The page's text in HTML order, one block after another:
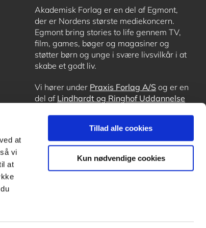
at
vi
at
Tillad alle cookies
Kun nødvendige cookies
Akademisk Forlag er en del af Egmont,
der er Nordens største mediekoncern.
Egmont bring stories to life gennem TV,
film, games, bøger og magasiner og
støtter børn og unge i svære livsvilkår i at
skabe et godt liv.
Vi hører under Praxis Forlag A/S og er en
del af Lindhardt og Ringhof Uddannelse
OrdblindetræningogForstå.dk.